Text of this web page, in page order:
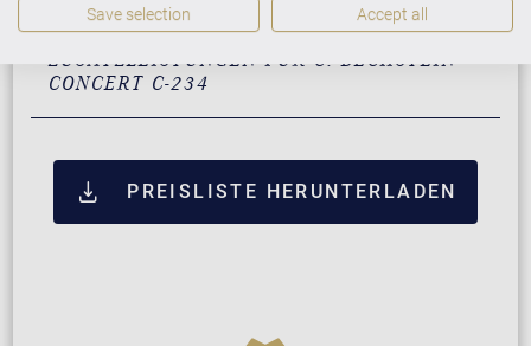
ZUSATZLEISTUNGEN FÜR C. BECHSTEIN
CONCERT C-234
PREISLISTE HERUNTERLADEN
Save selection Accept all